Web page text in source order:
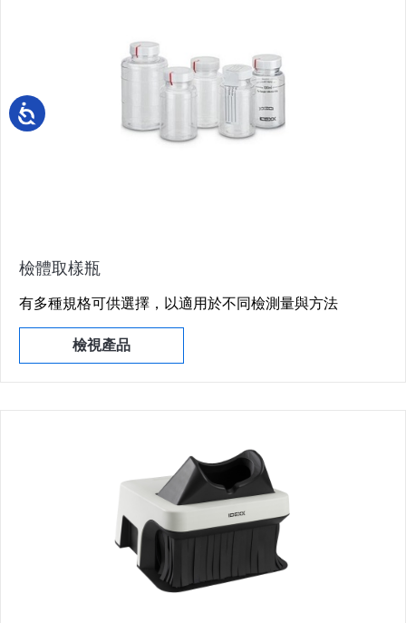
檢體取樣瓶
有多種規格可供選擇，以適用於不同檢測量與方法
檢視產品